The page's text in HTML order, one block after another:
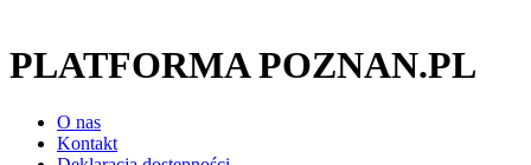
PLATFORMA POZNAN.PL
O nas
Kontakt